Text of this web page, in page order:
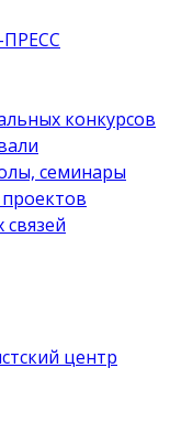
ПРЕСС
конкурсов
семинары
центр